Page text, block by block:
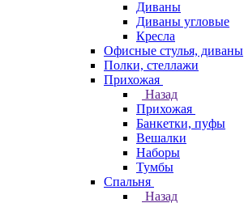
Диваны
Диваны угловые
Кресла
Офисные стулья, диваны
Полки, стеллажи
Прихожая
Назад
Прихожая
Банкетки, пуфы
Вешалки
Наборы
Тумбы
Спальня
Назад